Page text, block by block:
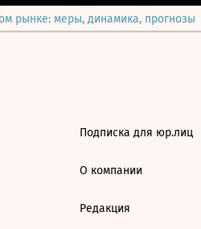
рынке: меры, динамика, прогнозы
Подписка для юр.лиц
О компании
Редакция